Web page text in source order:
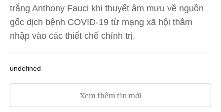
trắng Anthony Fauci khi thuyết âm mưu về nguồn
gốc dịch bệnh COVID-19 từ mạng xã hội thâm
nhập vào các thiết chế chính trị.
undefined
Xem thêm tin mới